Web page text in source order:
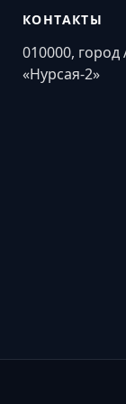
КОНТАКТЫ
010000,
«Нурсая-2»